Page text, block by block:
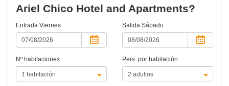
Ariel Chico Hotel and Apartments?
Entrada Viernes Salida Sábado
Nº habitaciones Pers. por habitación